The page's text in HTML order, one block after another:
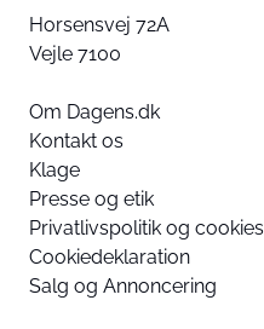
Horsensvej 72A
Vejle 7100
Om Dagens.dk
Kontakt os
Klage
Presse og etik
Privatlivspolitik og cookies
Cookiedeklaration
Salg og Annoncering